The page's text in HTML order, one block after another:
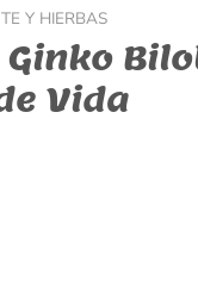
Y HIERBAS
Vida